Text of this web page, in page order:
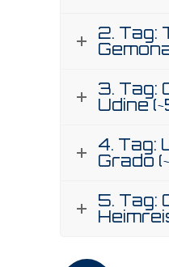
2. Tag:
3. Tag:
Udine
4. Tag:
Grado
5. Tag: